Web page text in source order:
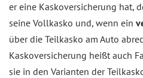
er eine Kaskoversicherung hat,
seine Vollkasko und, wenn ein
über die Teilkasko am Auto
Kaskoversicherung heißt auch
sie in den Varianten der